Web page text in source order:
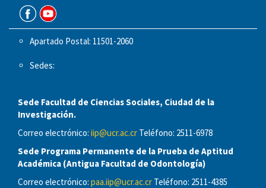
Apartado Postal: 11501-2060
Sedes:
Sede Facultad de Ciencias Sociales, Ciudad de la
Investigación.
Correo electrónico: iip@ucr.ac.cr Teléfono: 2511-6978
Sede Programa Permanente de la Prueba de Aptitud
Académica (Antigua Facultad de Odontología)
Correo electrónico: paa.iip@ucr.ac.cr Teléfono: 2511-4385